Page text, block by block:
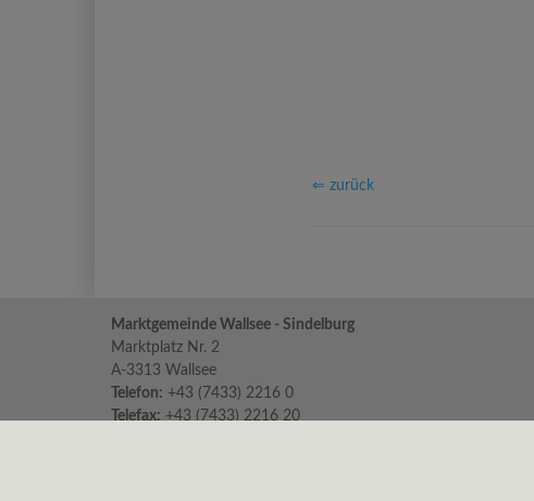
⇐ zurück
Marktgemeinde Wallsee - Sindelburg
Marktplatz Nr. 2
A-3313 Wallsee
Telefon: +43 (7433) 2216 0
Telefax: +43 (7433) 2216 20